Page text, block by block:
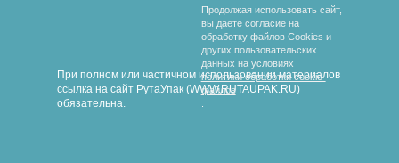
При полном или частичном использовании материалов
ссылка на сайт РутаУпак (WWW.RUTAUPAK.RU)
обязательна.
Продолжая использовать сайт,
вы даете согласие на
обработку файлов Cookies и
других пользовательских
данных на условиях
политики обработки cookie-
файлов